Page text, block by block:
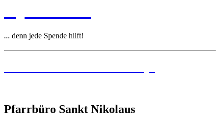
... denn jede Spende hilft!
Pfarrbüro Sankt Nikolaus